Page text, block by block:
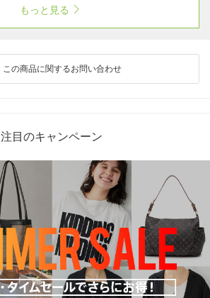
もっと見る
この商品に関するお問い合わせ
注目のキャンペーン